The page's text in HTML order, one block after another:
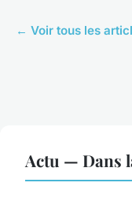
← Voir tous les
Actu — Dans